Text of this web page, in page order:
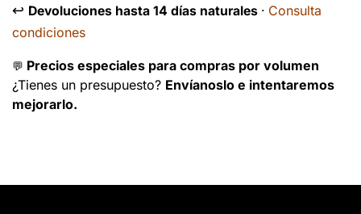
↩️ Devoluciones hasta 14 días naturales · Consulta
condiciones
💬 Precios especiales para compras por volumen
¿Tienes un presupuesto? Envíanoslo e intentaremos
mejorarlo.